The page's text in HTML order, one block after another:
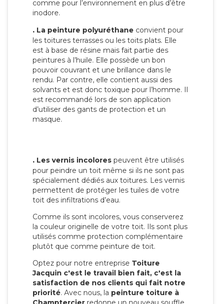
comme pour l’environnement en plus d’être
inodore.
. La peinture polyuréthane convient pour
les toitures terrasses ou les toits plats. Elle
est à base de résine mais fait partie des
peintures à l’huile. Elle possède un bon
pouvoir couvrant et une brillance dans le
rendu. Par contre, elle contient aussi des
solvants et est donc toxique pour l’homme. Il
est recommandé lors de son application
d’utiliser des gants de protection et un
masque.
. Les vernis incolores peuvent être utilisés
pour peindre un toit même si ils ne sont pas
spécialement dédiés aux toitures. Les vernis
permettent de protéger les tuiles de votre
toit des infiltrations d’eau.
Comme ils sont incolores, vous conserverez
la couleur originelle de votre toit. Ils sont plus
utilisés comme protection complémentaire
plutôt que comme peinture de toit.
Optez pour notre entreprise Toiture
Jacquin c'est le travail bien fait, c'est la
satisfaction de nos clients qui fait notre
priorité. Avec nous, la peinture toiture à